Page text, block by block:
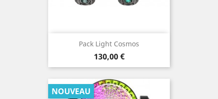
Pack Light Cosmos
Prix
130,00 €
NOUVEAU